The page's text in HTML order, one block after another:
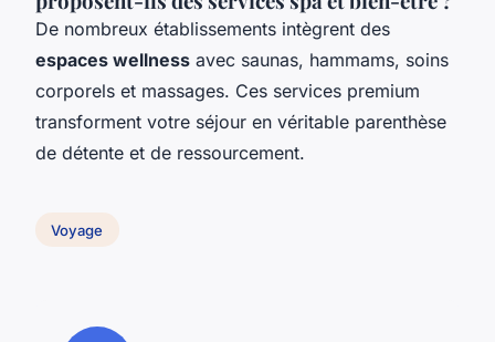
De nombreux établissements intègrent des
espaces wellness avec saunas, hammams, soins
corporels et massages. Ces services premium
transforment votre séjour en véritable parenthèse
de détente et de ressourcement.
Voyage